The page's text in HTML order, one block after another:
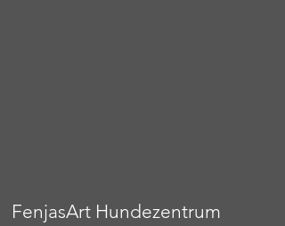
FenjasArt Hundezentrum